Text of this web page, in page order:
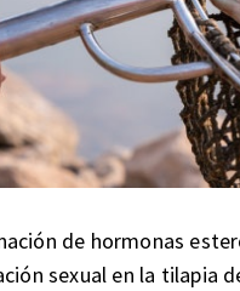
de hormonas
sexual en la tilapia